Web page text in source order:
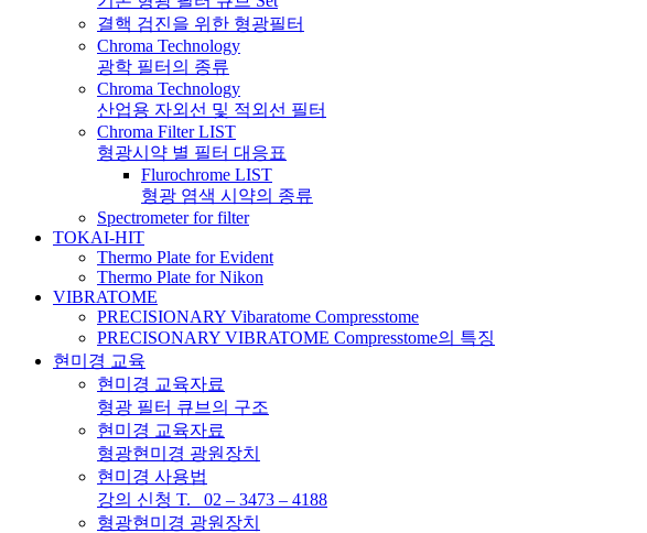
결핵 검진을 위한 형광필터
Chroma Technology
광학 필터의 종류
Chroma Technology
산업용 자외선 및 적외선 필터
Chroma Filter LIST
형광시약 별 필터 대응표
Flurochrome LIST
형광 염색 시약의 종류
Spectrometer for filter
TOKAI-HIT
Thermo Plate for Evident
Thermo Plate for Nikon
VIBRATOME
PRECISIONARY Vibaratome Compresstome
PRECISONARY VIBRATOME Compresstome의 특징
현미경 교육
현미경 교육자료
형광 필터 큐브의 구조
현미경 교육자료
형광현미경 광원장치
현미경 사용법
강의 신청 T. 02 – 3473 – 4188
형광현미경 광원장치